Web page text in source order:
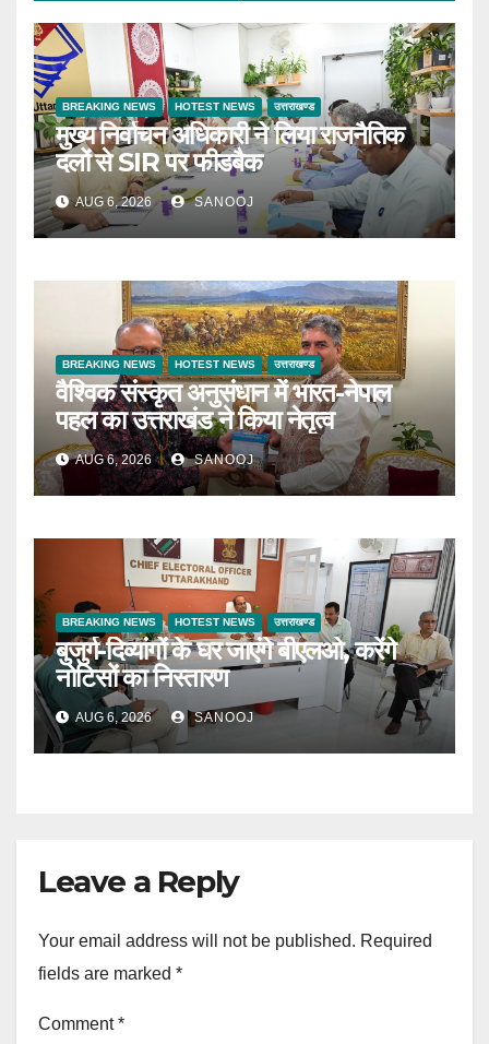
BREAKING NEWS HOTEST NEWS उत्तराखण्ड
मुख्य निर्वाचन अधिकारी ने लिया राजनैतिक
दलों से SIR पर फीडबैक
AUG 6, 2026 SANOOJ
BREAKING NEWS HOTEST NEWS उत्तराखण्ड
वैश्विक संस्कृत अनुसंधान में भारत-नेपाल
पहल का उत्तराखंड ने किया नेतृत्व
AUG 6, 2026 SANOOJ
BREAKING NEWS HOTEST NEWS उत्तराखण्ड
बुजुर्ग-दिव्यांगों के घर जाएंगे बीएलओ, करेंगे
नोटिसों का निस्तारण
AUG 6, 2026 SANOOJ
Leave a Reply
Your email address will not be published. Required
fields are marked *
Comment*